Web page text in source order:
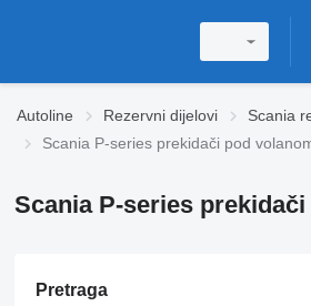
Autoline Rezervni dijelovi Scania
Scania P-series prekidači pod
Scania P-series
Pretraga